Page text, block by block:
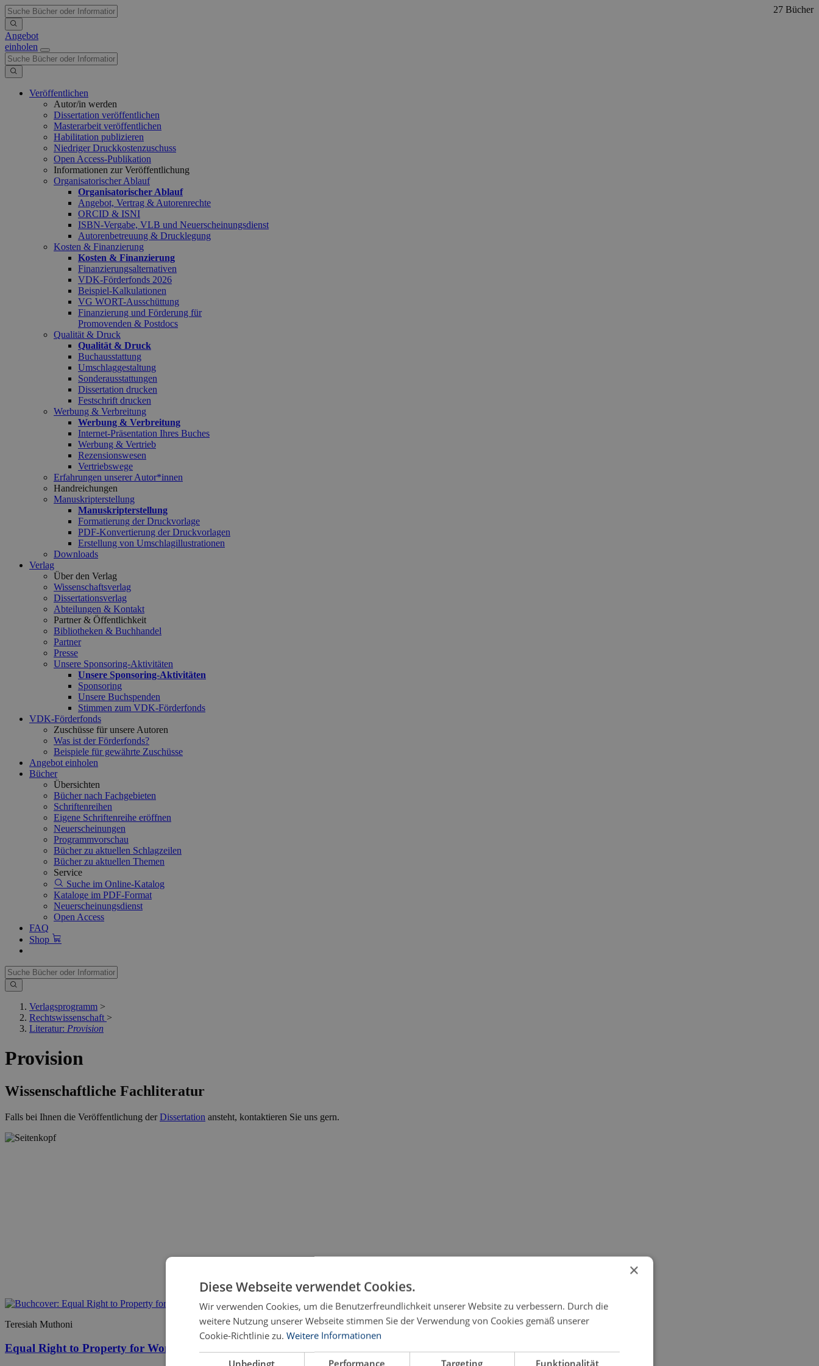
Angebot
einholen
Veröffentlichen
Autor/in werden
Dissertation veröffentlichen
Masterarbeit veröffentlichen
Habilitation publizieren
Niedriger Druckkostenzuschuss
Open Access-Publikation
Informationen zur Veröffentlichung
Organisatorischer Ablauf
Organisatorischer Ablauf
Angebot, Vertrag & Autorenrechte
ORCID & ISNI
ISBN-Vergabe, VLB und Neuerscheinungsdienst
Autorenbetreuung & Drucklegung
Kosten & Finanzierung
Kosten & Finanzierung
Finanzierungsalternativen
VDK-Förderfonds 2026
Beispiel-Kalkulationen
VG WORT-Ausschüttung
Finanzierung und Förderung für
Promovenden & Postdocs
Qualität & Druck
Qualität & Druck
Buchausstattung
Umschlaggestaltung
Sonderausstattungen
Dissertation drucken
Festschrift drucken
Werbung & Verbreitung
Werbung & Verbreitung
Internet-Präsentation Ihres Buches
Werbung & Vertrieb
Rezensionswesen
Vertriebswege
Erfahrungen unserer Autor*innen
Handreichungen
Manuskripterstellung
Manuskripterstellung
Formatierung der Druckvorlage
PDF-Konvertierung der Druckvorlagen
Erstellung von Umschlagillustrationen
Downloads
Verlag
Über den Verlag
Wissenschaftsverlag
Dissertationsverlag
Abteilungen & Kontakt
Partner & Öffentlichkeit
Bibliotheken & Buchhandel
Partner
Presse
Unsere Sponsoring-Aktivitäten
Unsere Sponsoring-Aktivitäten
Sponsoring
Unsere Buchspenden
Stimmen zum VDK-Förderfonds
VDK-Förderfonds
Zuschüsse für unsere Autoren
Was ist der Förderfonds?
Beispiele für gewährte Zuschüsse
Angebot einholen
Bücher
Übersichten
Bücher nach Fachgebieten
Schriftenreihen
Eigene Schriftenreihe eröffnen
Neuerscheinungen
Programmvorschau
Bücher zu aktuellen Schlagzeilen
Bücher zu aktuellen Themen
Service
Suche im Online-Katalog
Kataloge im PDF-Format
Neuerscheinungsdienst
Open Access
FAQ
Shop
Verlagsprogramm >
Rechtswissenschaft >
Literatur: Provision
27 Bücher
Provision
Wissenschaftliche Fachliteratur
Falls bei Ihnen die Veröffentlichung derDissertation ansteht, kontaktieren Sie uns gern.
Teresiah Muthoni
Equal Right to Property for Women under International Human Rights Law
×
Diese Webseite verwendet Cookies.
Wir verwenden Cookies, um die Benutzerfreundlichkeit unserer Website zu verbessern. Durch die
weitere Nutzung unserer Webseite stimmen Sie der Verwendung von Cookies gemäß unserer
Cookie-Richtlinie zu. Weitere Informationen
Unbedingt
Performance Targeting Funktionalität